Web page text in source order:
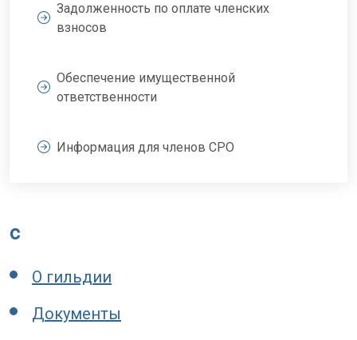
Задолженность по оплате членских
взносов
Обеспечение имущественной
ответственности
Информация для членов СРО
c
О гильдии
Документы